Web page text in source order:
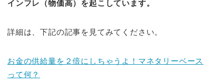
インフレ（物価高）を起こしています。
詳細は、下記の記事を見てみてください。
お金の供給量を２倍にしちゃうよ！マネタリーベース
って何？